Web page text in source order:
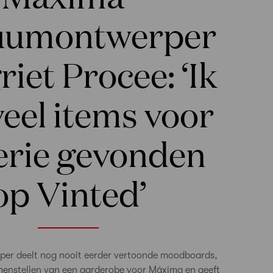
Procee: ‘Ik
items voor
gevonden
Vinted’
deelt nog nooit eerder vertoonde moodboards,
van een garderobe voor Máxima en geeft